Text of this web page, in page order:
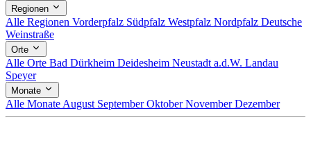
Regionen
Alle Regionen Vorderpfalz Südpfalz Westpfalz Nordpfalz Deutsche
Weinstraße
Orte
Alle Orte Bad Dürkheim Deidesheim Neustadt a.d.W. Landau
Speyer
Monate
Alle Monate August SeptemberOktoberNovemberDezember